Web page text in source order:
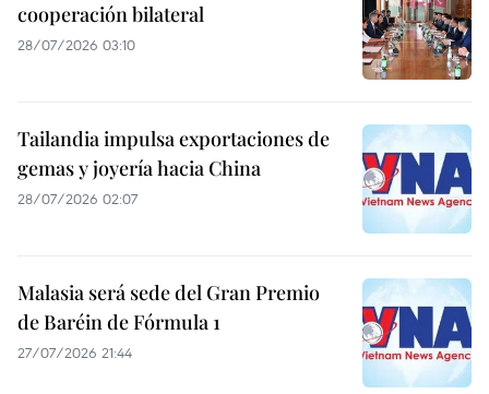
cooperación bilateral
28/07/2026 03:10
Tailandia impulsa exportaciones de
gemas y joyería hacia China
28/07/2026 02:07
Malasia será sede del Gran Premio
de Baréin de Fórmula 1
27/07/2026 21:44